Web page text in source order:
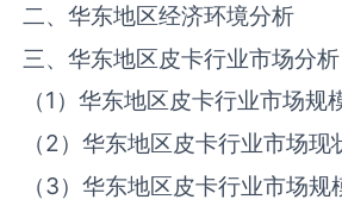
二、华东地区经济环境分析
三、华东地区‌‌皮卡‌‌‌行业市场分析
（1）华东地区‌‌皮卡‌‌‌行业市场规
（2）华东地区‌‌皮卡‌‌‌行业市场现
（3）华东地区‌‌皮卡‌‌‌行业市场规